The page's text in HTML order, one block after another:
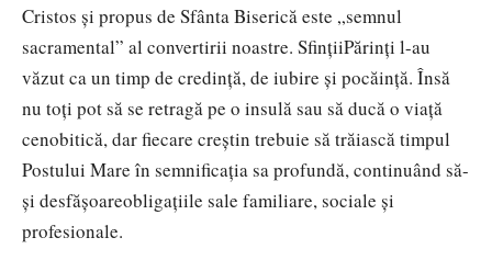
Cristos şi propus de Sfânta Biserică este „semnul
sacramental” al convertirii noastre. SfinţiiPărinţi l-au
văzut ca un timp de credinţă, de iubire şi pocăinţă. Însă
nu toţi pot să se retragă pe o insulă sau să ducă o viaţă
cenobitică, dar fiecare creştin trebuie să trăiască timpul
Postului Mare în semnificaţia sa profundă, continuând să-
şi desfăşoareobligaţiile sale familiare, sociale şi
profesionale.